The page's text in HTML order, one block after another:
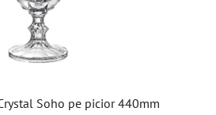
Soho pe picior 440mm